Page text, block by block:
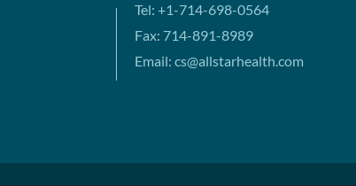
Tel: +1-714-698-0564
Fax: 714-891-8989
Email: cs@allstarhealth.com